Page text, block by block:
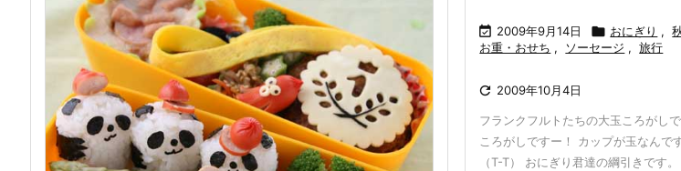
 2009年9月14日  おにぎり ,
お重・おせち , ソーセージ , 旅行
 2009年10月4日
フランクフルトたちの大玉ころがし
ころがしですー！ カップが玉なんで
（T-T） おにぎり君達の綱引きです